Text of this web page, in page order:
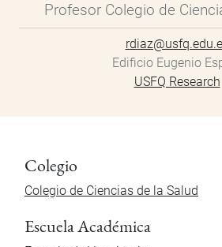
Profesor Colegio de
Edificio Eugenio
USFQ Research
Colegio
Colegio de Ciencias de la Salud
Escuela Académica